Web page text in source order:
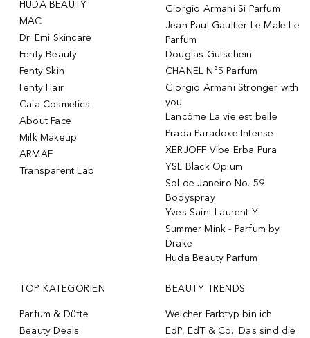
HUDA BEAUTY
MAC
Dr. Emi Skincare
Fenty Beauty
Fenty Skin
Fenty Hair
Caia Cosmetics
About Face
Milk Makeup
ARMAF
Transparent Lab
Giorgio Armani Si Parfum
Jean Paul Gaultier Le Male Le
Parfum
Douglas Gutschein
CHANEL N°5 Parfum
Giorgio Armani Stronger with
you
Lancôme La vie est belle
Prada Paradoxe Intense
XERJOFF Vibe Erba Pura
YSL Black Opium
Sol de Janeiro No. 59
Bodyspray
Yves Saint Laurent Y
Summer Mink - Parfum by
Drake
Huda Beauty Parfum
TOP KATEGORIEN
Parfum & Düfte
Beauty Deals
BEAUTY TRENDS
Welcher Farbtyp bin ich
EdP, EdT & Co.: Das sind die